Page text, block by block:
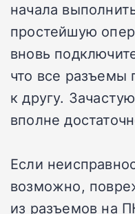
начала
простейшую
вновь
что все разъемы
к другу.
вполне
Если
возможно,
из разъемов на